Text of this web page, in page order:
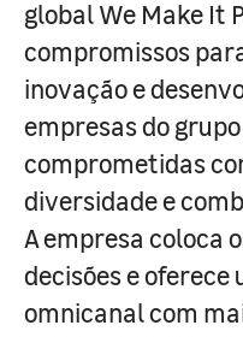
global We Make It
compromissos
inovação e
empresas do grupo
comprometidas
diversidade e
A empresa coloca
decisões e
omnicanal com